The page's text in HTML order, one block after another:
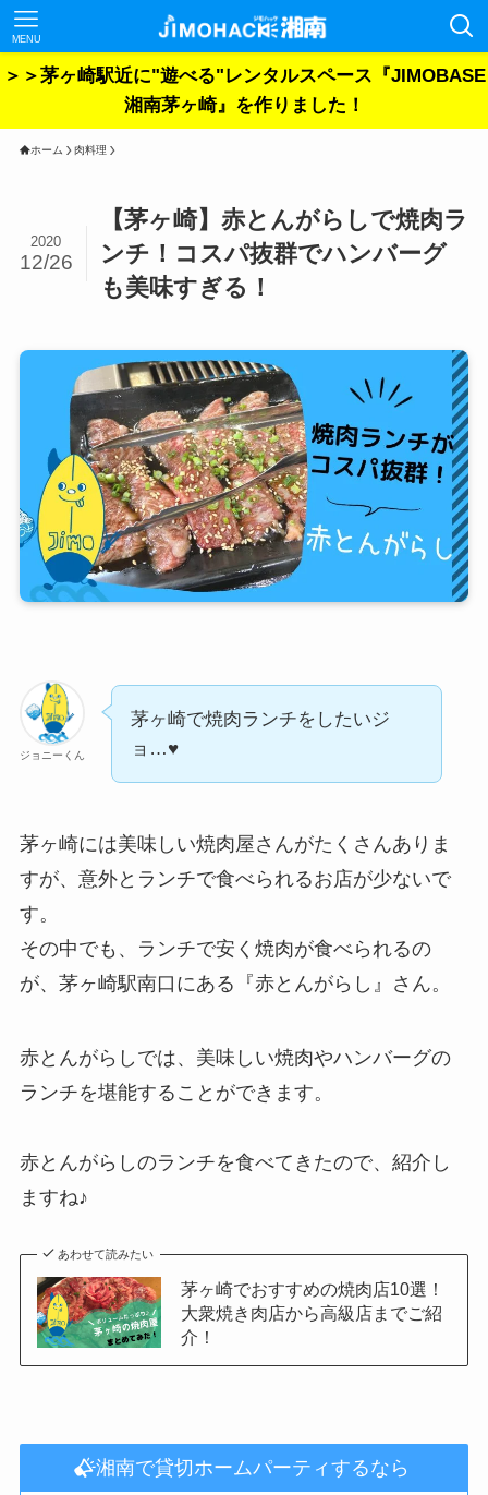
MENU
＞＞茅ヶ崎駅近に"遊べる"レンタルスペース『JIMOBASE
湘南茅ヶ崎』を作りました！
ホーム 肉料理
【茅ヶ崎】赤とんがらしで焼肉ラ
ンチ！コスパ抜群でハンバーグ
も美味すぎる！
2020
12/26
ジョニーくん
茅ヶ崎で焼肉ランチをしたいジ
ョ…♥
茅ヶ崎には美味しい焼肉屋さんがたくさんありま
すが、意外とランチで食べられるお店が少ないで
す。
その中でも、ランチで安く焼肉が食べられるの
が、茅ヶ崎駅南口にある『赤とんがらし』さん。
赤とんがらしでは、美味しい焼肉やハンバーグの
ランチを堪能することができます。
赤とんがらしのランチを食べてきたので、紹介し
ますね♪
あわせて読みたい
茅ヶ崎でおすすめの焼肉店10選！
大衆焼き肉店から高級店までご紹
介！
湘南で貸切ホームパーティするなら